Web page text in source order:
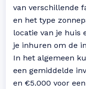
van verschillende
en het type
locatie van je huis
je inhuren om de
In het algemeen
een gemiddelde
en €5.000 voor